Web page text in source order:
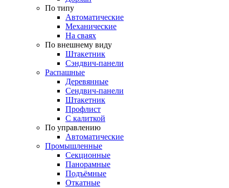
По типу
Автоматические
Механические
На сваях
По внешнему виду
Штакетник
Сэндвич-панели
Распашные
Деревянные
Сендвич-панели
Штакетник
Профлист
С калиткой
По управлению
Автоматические
Промышленные
Секционные
Панорамные
Подъёмные
Откатные